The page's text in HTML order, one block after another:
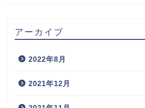
アーカイブ
2022年8月
2021年12月